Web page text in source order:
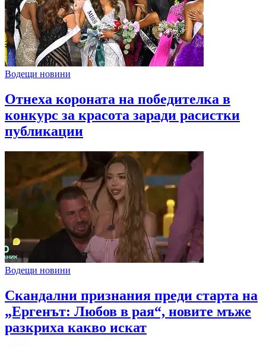
Водещи новини
Отнеха короната на победителка в
конкурс за красота заради расистки
публикации
Водещи новини
Скандални признания преди старта на
„Ергенът: Любов в рая“, новите мъже
разкриха какво искат